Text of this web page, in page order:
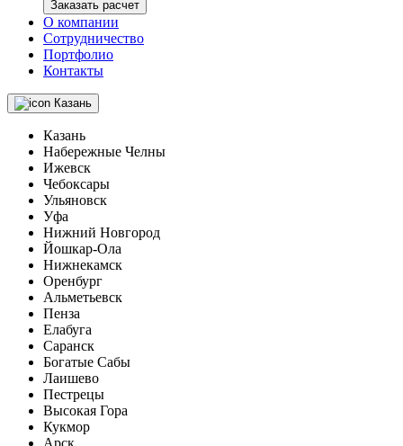
Заказать расчет
О компании
Сотрудничество
Портфолио
Контакты
Казань
Казань
Набережные Челны
Ижевск
Чебоксары
Ульяновск
Уфа
Нижний Новгород
Йошкар-Ола
Нижнекамск
Оренбург
Альметьевск
Пенза
Елабуга
Саранск
Богатые Сабы
Лаишево
Пестрецы
Высокая Гора
Кукмор
Арск